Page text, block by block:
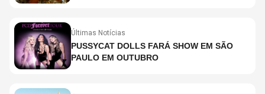
Últimas Notícias
PUSSYCAT DOLLS FARÁ SHOW EM SÃO
PAULO EM OUTUBRO